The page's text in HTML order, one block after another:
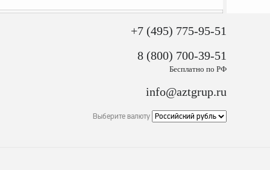
+7 (495) 775-95-51
8 (800) 700-39-51
Бесплатно по РФ
info@aztgrup.ru
Выберите валюту